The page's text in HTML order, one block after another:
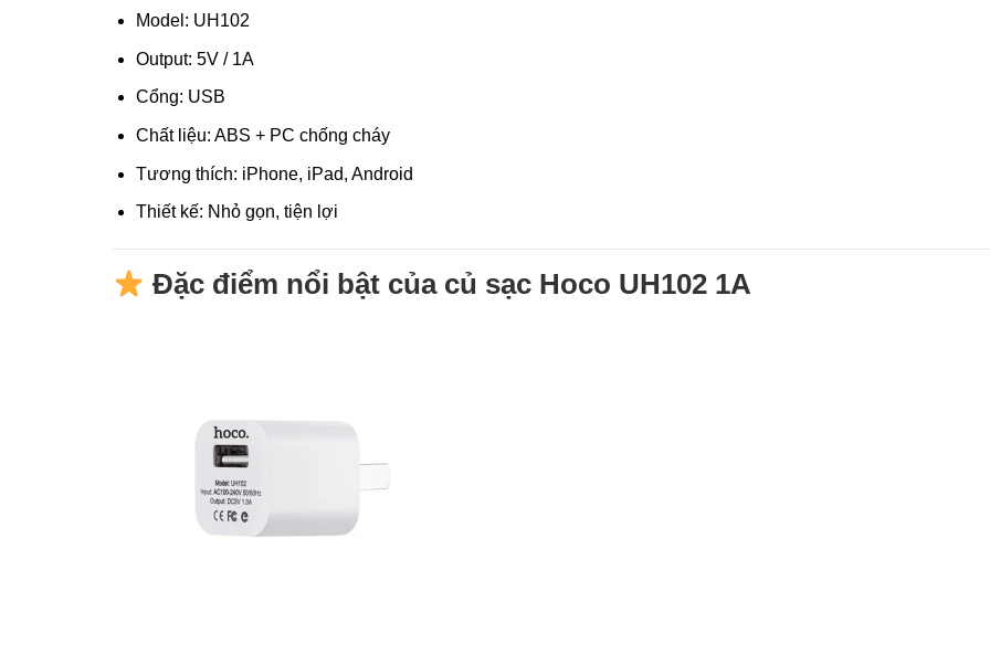
Model: UH102
Output: 5V / 1A
Cổng: USB
Chất liệu: ABS + PC chống cháy
Tương thích: iPhone, iPad, Android
Thiết kế: Nhỏ gọn, tiện lợi
Đặc điểm nổi bật của củ sạc Hoco UH102 1A